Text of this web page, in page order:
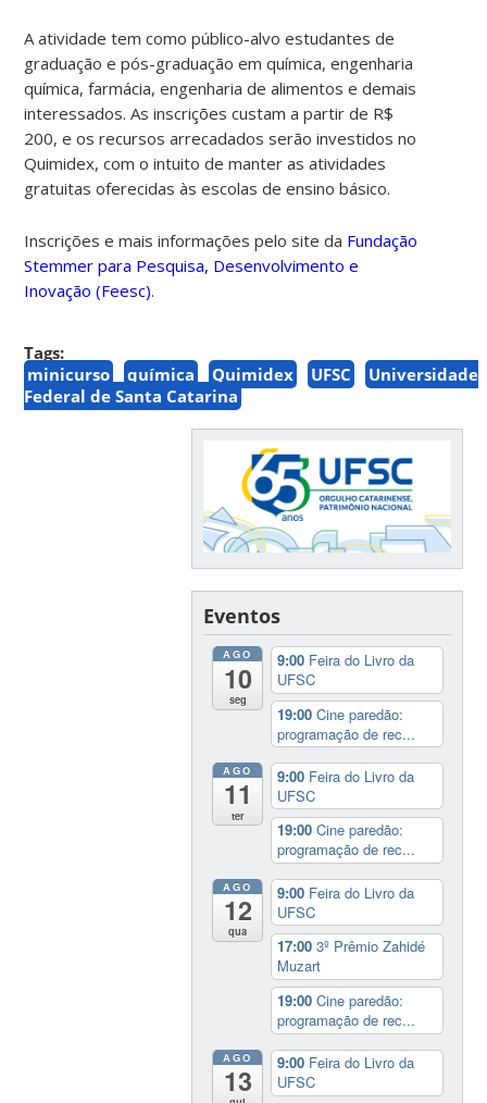
A atividade tem como público-alvo estudantes de
graduação e pós-graduação em química, engenharia
química, farmácia, engenharia de alimentos e demais
interessados. As inscrições custam a partir de R$
200, e os recursos arrecadados serão investidos no
Quimidex, com o intuito de manter as atividades
gratuitas oferecidas às escolas de ensino básico.
Inscrições emais informações pelo site da Fundação
Stemmer para Pesquisa, Desenvolvimento e
Inovação (Feesc).
Tags:
minicurso
química Quimidex UFSC
Universidade
Federal de Santa Catarina
Eventos
AGO
10
seg
9:00 Feira do Livro da
UFSC
19:00Cine paredão:
programação de rec...
AGO
11
ter
9:00 Feira do Livro da
UFSC
19:00Cine paredão:
programação de rec...
AGO
12
qua
9:00 Feira do Livro da
UFSC
17:003º Prêmio Zahidé
Muzart
19:00Cine paredão:
programação de rec...
AGO
13
9:00 Feira do Livro da
UFSC